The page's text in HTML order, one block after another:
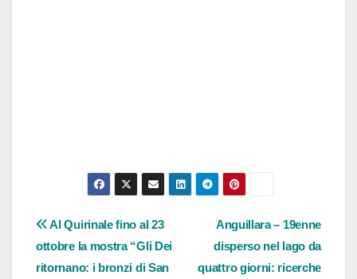
Navigazione
articoli
Anguillara – 19enne
disperso nel lago da
quattro giorni: ricerche
Al Quirinale fino al 23
ottobre la mostra “Gli Dei
ritornano: i bronzi di San